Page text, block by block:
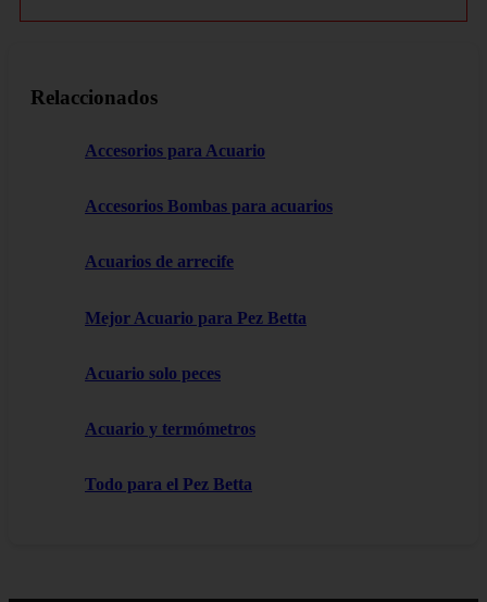
Relaccionados
Accesorios para Acuario
Accesorios Bombas para acuarios
Acuarios de arrecife
Mejor Acuario para Pez Betta
Acuario solo peces
Acuario y termómetros
Todo para el Pez Betta